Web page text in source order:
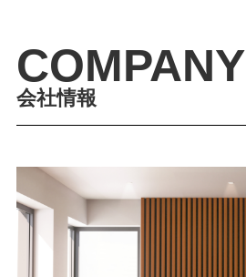
COMPANY
会社情報